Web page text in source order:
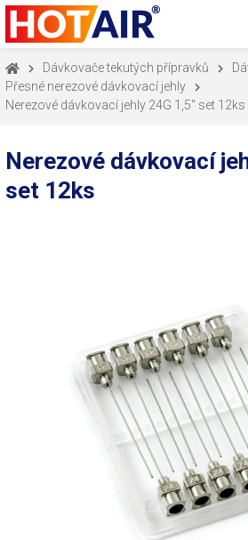
Dávkovače tekutých přípravků
Přesné nerezové dávkovací jehly
Nerezové dávkovací jehly 24G 1,5" set 12ks
Nerezové dávkovací
set 12ks